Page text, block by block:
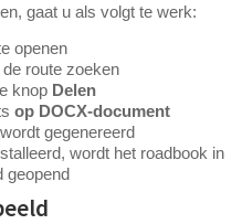
gaat u als volgt te werk:
openen
de route zoeken
knop Delen
op DOCX-document
gegenereerd
wordt het roadbook in
geopend